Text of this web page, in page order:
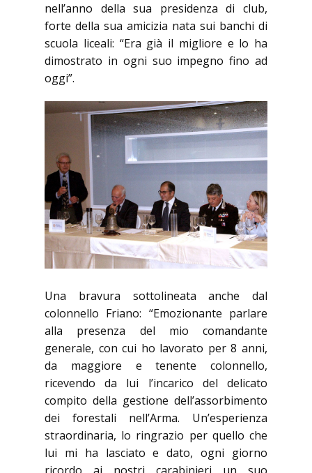
nell’anno della sua presidenza di club,
forte della sua amicizia nata sui banchi di
scuola liceali: “Era già il migliore e lo ha
dimostrato in ogni suo impegno fino ad
oggi”.
Una bravura sottolineata anche dal
colonnello Friano: “Emozionante parlare
alla presenza del mio comandante
generale, con cui ho lavorato per 8 anni,
da maggiore e tenente colonnello,
ricevendo da lui l’incarico del delicato
compito della gestione dell’assorbimento
dei forestali nell’Arma. Un’esperienza
straordinaria, lo ringrazio per quello che
lui mi ha lasciato e dato, ogni giorno